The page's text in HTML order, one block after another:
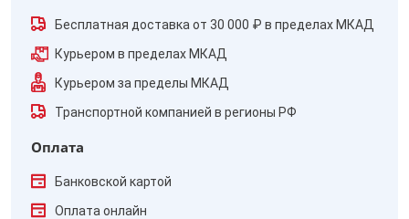
Бесплатная доставка от 30 000 ₽ в пределах МКАД
Курьером в пределах МКАД
Курьером за пределы МКАД
Транспортной компанией в регионы РФ
Оплата
Банковской картой
Оплата онлайн